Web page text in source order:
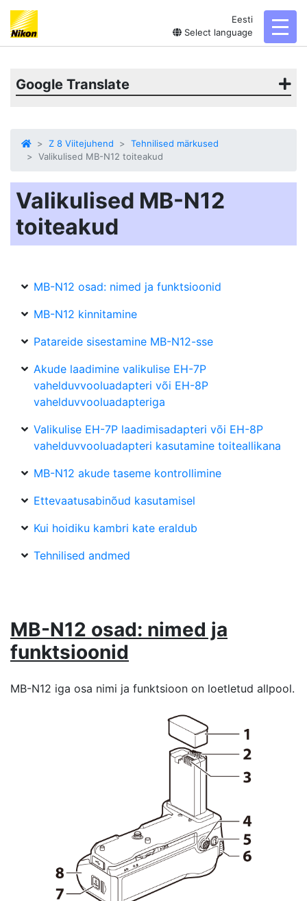
Eesti
Select language
Google Translate
Z 8 Viitejuhend
Tehnilised märkused
Valikulised MB-N12 toiteakud
Valikulised MB-N12
toiteakud
MB-N12 osad: nimed ja funktsioonid
MB-N12 kinnitamine
Patareide sisestamine MB-N12-sse
Akude laadimine valikulise EH-7P
vahelduvvooluadapteri või EH-8P
vahelduvvooluadapteriga
Valikulise EH-7P laadimisadapteri või EH-8P
vahelduvvooluadapteri kasutamine toiteallikana
MB-N12 akude taseme kontrollimine
Ettevaatusabinõud kasutamisel
Kui hoidiku kambri kate eraldub
Tehnilised andmed
MB-N12 osad: nimed ja
funktsioonid
MB-N12 iga osa nimi ja funktsioon on loetletud allpool.